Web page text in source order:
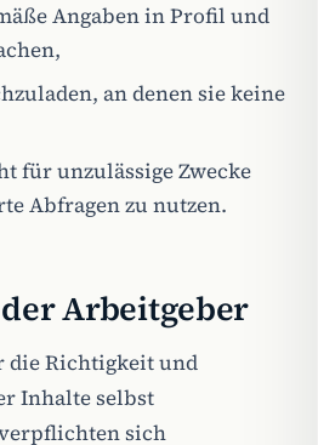
Angaben in Profil und
an denen sie keine
für unzulässige Zwecke
Abfragen zu nutzen.
Arbeitgeber
die Richtigkeit und
Inhalte selbst
sich